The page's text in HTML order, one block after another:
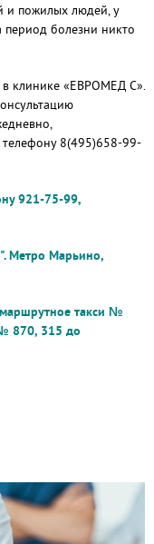
и пожилых людей, у
период болезни никто
в клинике «ЕВРОМЕД С».
телефону 8(495)658-99-
921-75-99,
. Метро Марьино,
такси №
870, 315 до